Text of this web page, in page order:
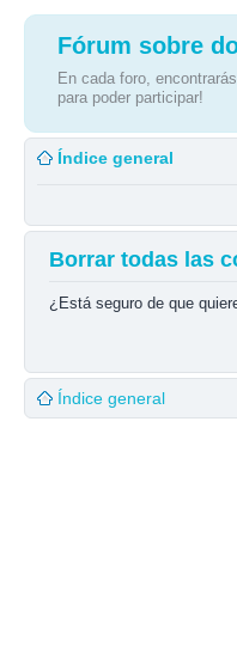
Fórum sobre
En cada foro,
para poder participar!
Índice general
Borrar todas las
¿Está seguro de que
Índice general